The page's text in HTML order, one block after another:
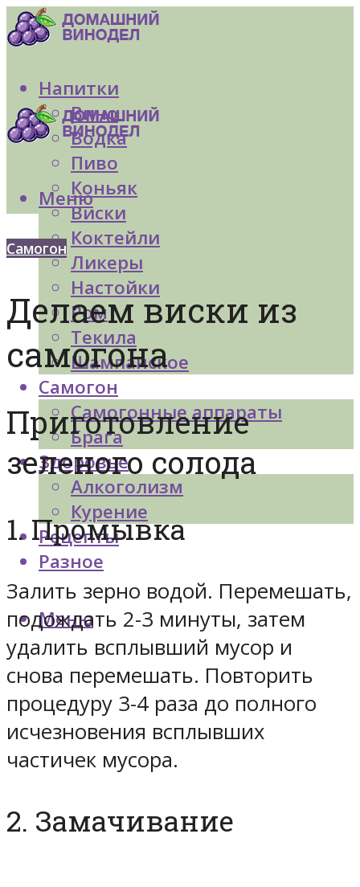
Напитки
Вино
Водка
Пиво
Коньяк
Виски
Коктейли
Ликеры
Настойки
Ром
Текила
Шампанское
Самогон
Самогонные аппараты
Брага
Здоровье
Алкоголизм
Курение
Рецепты
Разное
Меню
Меню
Самогон
Делаем виски из
самогона
Приготовление
зеленого солода
1. Промывка
Залить зерно водой. Перемешать,
подождать 2-3 минуты, затем
удалить всплывший мусор и
снова перемешать. Повторить
процедуру 3-4 раза до полного
исчезновения всплывших
частичек мусора.
2. Замачивание